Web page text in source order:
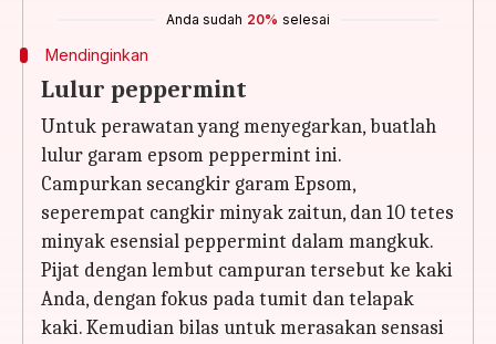
Anda sudah 20% selesai
Mendinginkan
Lulur peppermint
Untuk perawatan yang menyegarkan, buatlah
lulur garam epsom peppermint ini.
Campurkan secangkir garam Epsom,
seperempat cangkir minyak zaitun, dan 10 tetes
minyak esensial peppermint dalam mangkuk.
Pijat dengan lembut campuran tersebut ke kaki
Anda, dengan fokus pada tumit dan telapak
kaki. Kemudian bilas untuk merasakan sensasi